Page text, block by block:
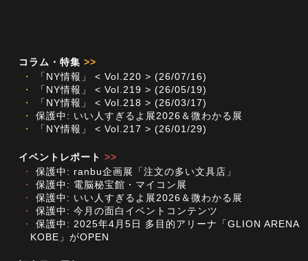
コラム・特集 >>
・
「NY情報」 < Vol.220 > (26/07/16)
・
「NY情報」 < Vol.219 > (26/05/19)
・
「NY情報」 < Vol.218 > (26/03/17)
・
保護中: いい人すぎるよ展2026＆微わかる展
・
「NY情報」 < Vol.217 > (26/01/29)
イベントレポート >>
・
保護中: ranbu企画展「注文の多い文具店」
・
保護中: 電脳秘宝館・マイコン展
・
保護中: いい人すぎるよ展2026＆微わかる展
・
保護中: 今月の面白イベントコンテンツ
・
保護中: 2025年4月5日 多目的アリーナ「GLION ARENA
KOBE」がOPEN